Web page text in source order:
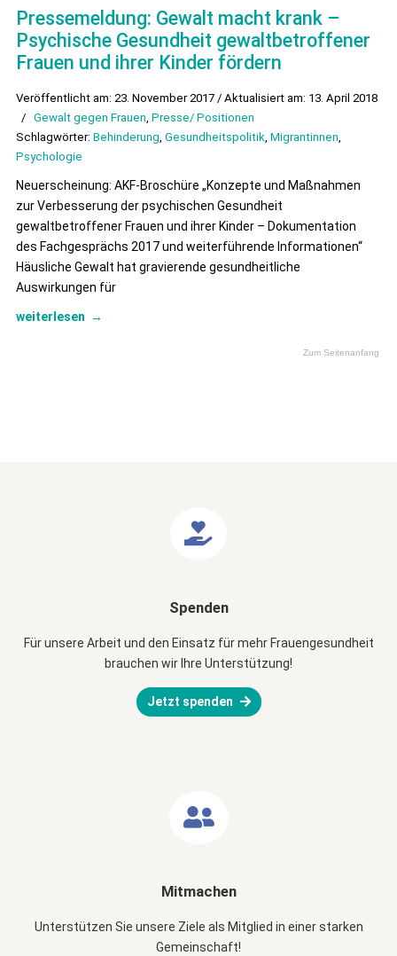
Pressemeldung: Gewalt macht krank –
Psychische Gesundheit gewaltbetroffener
Frauen und ihrer Kinder fördern
Veröffentlicht am: 23. November 2017 / Aktualisiert am: 13. April 2018
/ Gewalt gegen Frauen, Presse/ Positionen
Schlagwörter: Behinderung, Gesundheitspolitik, Migrantinnen,
Psychologie
Neuerscheinung: AKF-Broschüre „Konzepte und Maßnahmen
zur Verbesserung der psychischen Gesundheit
gewaltbetroffener Frauen und ihrer Kinder – Dokumentation
des Fachgesprächs 2017 und weiterführende Informationen“
Häusliche Gewalt hat gravierende gesundheitliche
Auswirkungen für
weiterlesen →
Zum Seitenanfang
Spenden
Für unsere Arbeit und den Einsatz für mehr Frauengesundheit
brauchen wir Ihre Unterstützung!
Jetzt spenden
Mitmachen
Unterstützen Sie unsere Ziele als Mitglied in einer starken
Gemeinschaft!